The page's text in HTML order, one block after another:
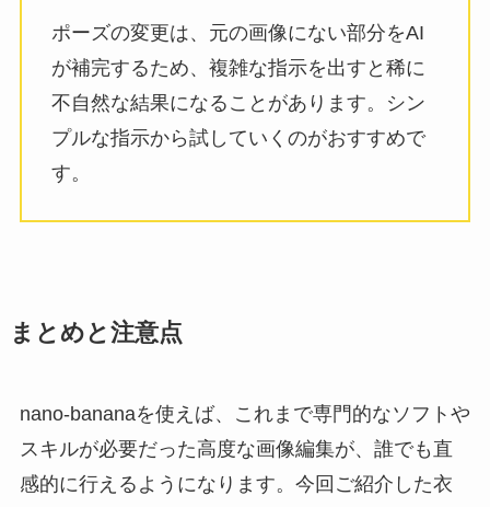
ポーズの変更は、元の画像にない部分をAI
が補完するため、複雑な指示を出すと稀に
不自然な結果になることがあります。シン
プルな指示から試していくのがおすすめで
す。
まとめと注意点
nano-bananaを使えば、これまで専門的なソフトや
スキルが必要だった高度な画像編集が、誰でも直
感的に行えるようになります。今回ご紹介した衣